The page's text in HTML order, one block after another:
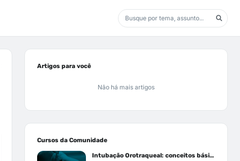
Artigos para você
Não há mais artigos
Cursos da Comunidade
Intubação Orotraqueal: conceitos básicos